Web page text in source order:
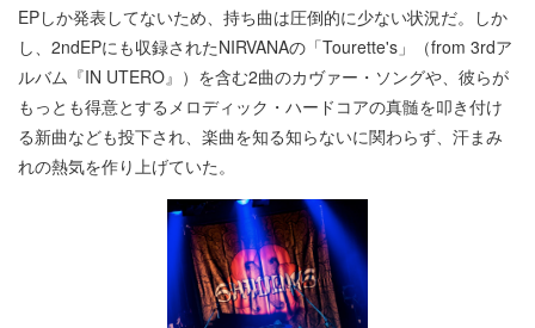
EPしか発表してないため、持ち曲は圧倒的に少ない状況だ。しか
し、2ndEPにも収録されたNIRVANAの「Tourette's」（from 3rdア
ルバム『IN UTERO』）を含む2曲のカヴァー・ソングや、彼らが
もっとも得意とするメロディック・ハードコアの真髄を叩き付け
る新曲なども投下され、楽曲を知る知らないに関わらず、汗まみ
れの熱気を作り上げていた。